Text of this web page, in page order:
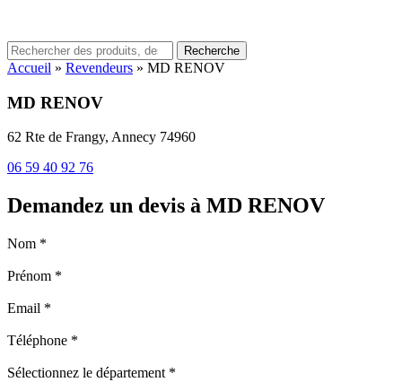
Recherche
Accueil » Revendeurs » MD RENOV
MD RENOV
62 Rte de Frangy, Annecy 74960
06 59 40 92 76
Demandez un devis à MD RENOV
Nom *
Prénom *
Email *
Téléphone *
Sélectionnez le département *